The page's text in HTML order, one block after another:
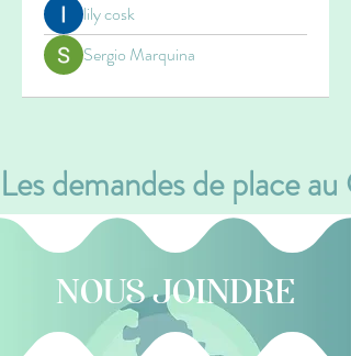
lily cosk
Sergio Marquina
Les demandes de place
NOUS JOINDRE